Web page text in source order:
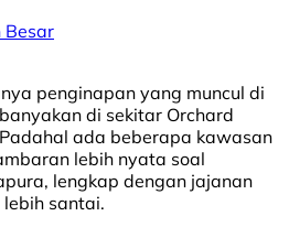
Besar
penginapan yang muncul di
di sekitar Orchard
ada beberapa kawasan
lebih nyata soal
lengkap dengan jajanan
santai.